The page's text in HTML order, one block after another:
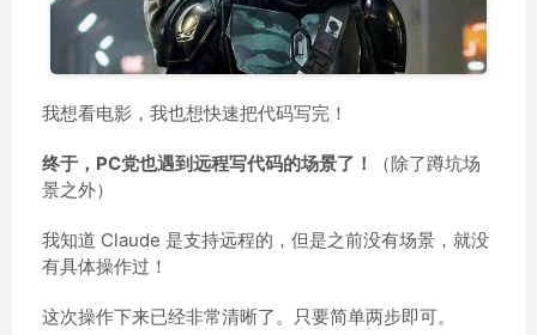
我想看电影，我也想快速把代码写完！
终于，PC党也遇到远程写代码的场景了！
（除了蹲坑场
景之外）
我知道 Claude 是支持远程的，但是之前没有场景，就没
有具体操作过！
这次操作下来已经非常清晰了。只要简单两步即可。